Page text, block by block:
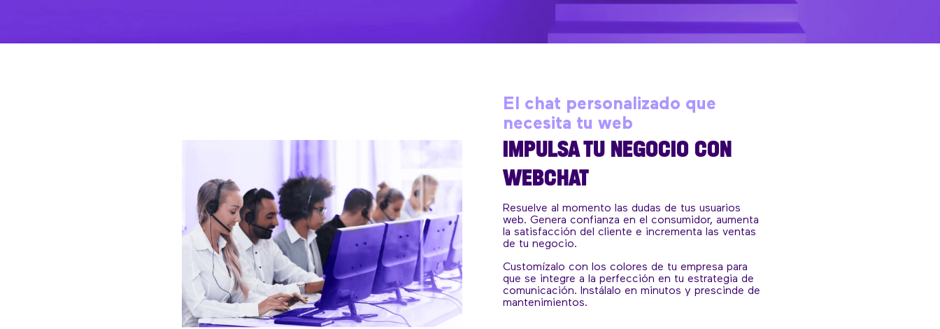
El chat personalizado que
necesita tu web
IMPULSA TU NEGOCIO CON
WEBCHAT
Resuelve al momento las dudas de tus usuarios
web. Genera confianza en el consumidor, aumenta
la satisfacción del cliente e incrementa las ventas
de tu negocio.
Customízalo con los colores de tu empresa para
que se integre a la perfección en tu estrategia de
comunicación. Instálalo en minutos y prescinde de
mantenimientos.